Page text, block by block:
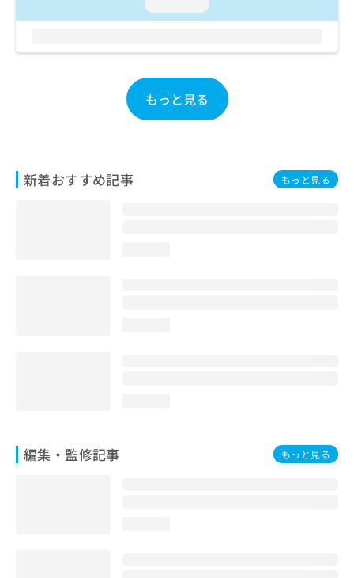
もっと見る
新着おすすめ記事 もっと見る
編集・監修記事 もっと見る
合